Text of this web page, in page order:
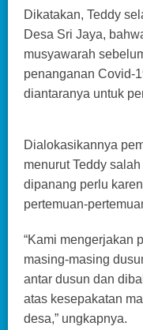
Dikatakan, Teddy
Desa Sri Jaya,
musyawarah
penanganan Covid-
diantaranya untuk
Dialokasikannya
menurut Teddy
dipanang perlu
pertemuan-
“Kami mengerjakan
masing-masing
antar dusun dan
atas kesepakatan
desa,” ungkapnya.